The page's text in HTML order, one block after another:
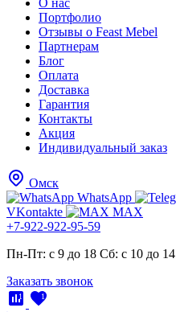
О нас
Портфолио
Отзывы о Feast Mebel
Партнерам
Блог
Оплата
Доставка
Гарантия
Контакты
Акция
Индивидуальный заказ
Омск
WhatsApp
VKontakte
MAX
+7-922-922-95-59
Пн-Пт: с 9 до 18 Cб: с 10 до 14
Заказать звонок
1 1